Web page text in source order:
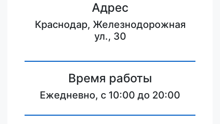
Адрес
Краснодар, Железнодорожная
ул., 30
Время работы
Ежедневно, с 10:00 до 20:00